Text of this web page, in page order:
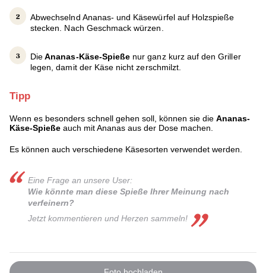
Abwechselnd Ananas- und Käsewürfel auf Holzspieße
stecken. Nach Geschmack würzen.
DieAnanas-Käse-Spieße nur ganz kurz auf den Griller
legen, damit der Käse nicht zerschmilzt.
Tipp
Wenn es besonders schnell gehen soll, können sie die Ananas-
Käse-Spieße auch mit Ananas aus der Dose machen.
Es können auch verschiedene Käsesorten verwendet werden.
Eine Frage an unsere User:
Wie könnte man diese Spieße Ihrer Meinung nach
verfeinern?
Jetzt kommentieren und Herzen sammeln!